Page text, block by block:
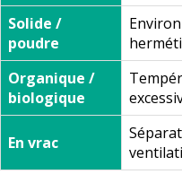
Solide /
poudre
Organique /
biologique
En vrac